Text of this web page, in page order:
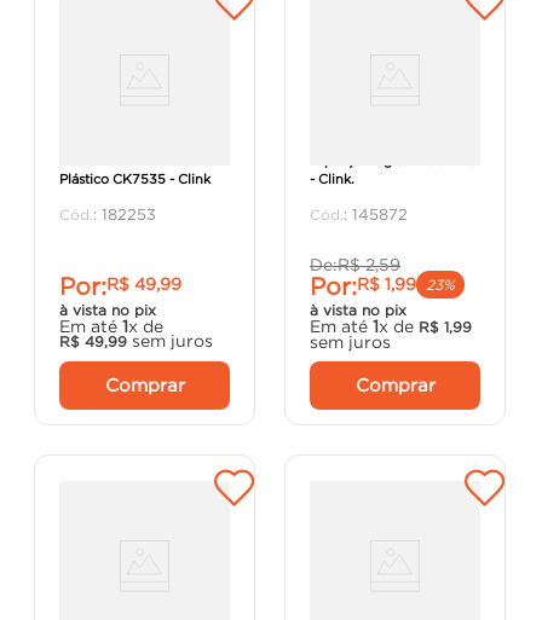
Plástico CK7535 - Clink
: 182253
Por:R$ 49,99
à vista no pix
Em até 1x de
R$ 49,99 sem juros
Comprar
- Clink.
: 145872
De:R$ 2,59
Por:R$ 1,99
23%
à vista no pix
Em até 1x de R$ 1,99
sem juros
Comprar